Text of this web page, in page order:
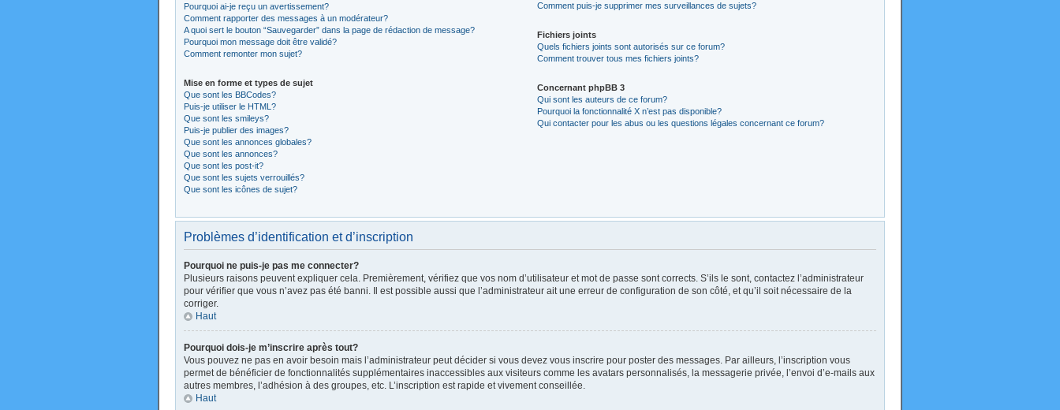
Pourquoi ai-je reçu un avertissement?
Comment rapporter des messages à un modérateur?
A quoi sert le bouton “Sauvegarder” dans la page de rédaction de message?
Pourquoi mon message doit être validé?
Comment remonter mon sujet?
Mise en forme et types de sujet
Que sont les BBCodes?
Puis-je utiliser le HTML?
Que sont les smileys?
Puis-je publier des images?
Que sont les annonces globales?
Que sont les annonces?
Que sont les post-it?
Que sont les sujets verrouillés?
Que sont les icônes de sujet?
Comment puis-je supprimer mes surveillances de sujets?
Fichiers joints
Quels fichiers joints sont autorisés sur ce forum?
Comment trouver tous mes fichiers joints?
Concernant phpBB 3
Qui sont les auteurs de ce forum?
Pourquoi la fonctionnalité X n’est pas disponible?
Qui contacter pour les abus ou les questions légales concernant ce forum?
Problèmes d’identification et d’inscription
Pourquoi ne puis-je pas me connecter?
Plusieurs raisons peuvent expliquer cela. Premièrement, vérifiez que vos nom d’utilisateur et mot de passe sont corrects. S’ils le sont, contactez l’administrateur
pour vérifier que vous n’avez pas été banni. Il est possible aussi que l’administrateur ait une erreur de configuration de son côté, et qu’il soit nécessaire de la
corriger.
Haut
Pourquoi dois-je m’inscrire après tout?
Vous pouvez ne pas en avoir besoin mais l’administrateur peut décider si vous devez vous inscrire pour poster des messages. Par ailleurs, l’inscription vous
permet de bénéficier de fonctionnalités supplémentaires inaccessibles aux visiteurs comme les avatars personnalisés, la messagerie privée, l’envoi d’e-mails aux
autres membres, l’adhésion à des groupes, etc. L’inscription est rapide et vivement conseillée.
Haut